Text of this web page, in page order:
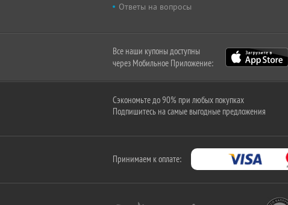
Ответы на вопросы
Все наши купоны доступны
через Мобильное Приложение:
Сэкономьте до 90% при любых покупках
Подпишитесь на самые выгодные предложения
Принимаем к оплате: